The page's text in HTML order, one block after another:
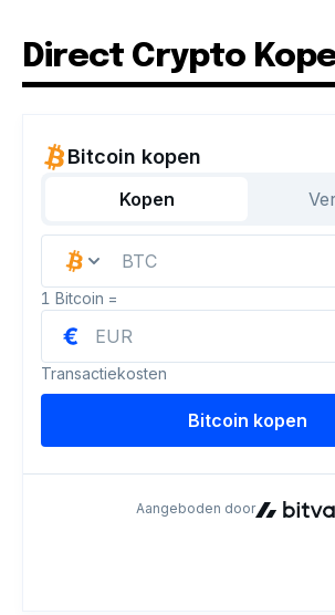
Direct Crypto